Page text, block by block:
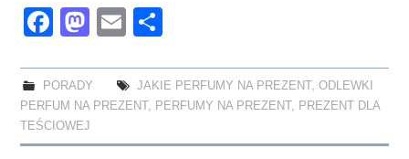
Fa
ce
bo
ok
M
as
to
do
n
E
m
ailre
PORADY JAKIE PERFUMY NA PREZENT, ODLEWKI
PERFUM NA PREZENT, PERFUMY NA PREZENT,
PREZENT DLA
TEŚCIOWEJ